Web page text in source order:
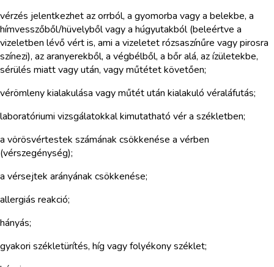
vérzés jelentkezhet az orrból, a gyomorba vagy a belekbe, a
hímvesszőből/hüvelyből vagy a húgyutakból (beleértve a
vizeletben lévő vért is, ami a vizeletet rózsaszínűre vagy pirosra
színezi), az aranyerekből, a végbélből, a bőr alá, az ízületekbe,
sérülés miatt vagy után, vagy műtétet követően;
vérömleny kialakulása vagy műtét után kialakuló véraláfutás;
laboratóriumi vizsgálatokkal kimutatható vér a székletben;
a vörösvértestek számának csökkenése a vérben
(vérszegénység);
a vérsejtek arányának csökkenése;
allergiás reakció;
hányás;
gyakori székletürítés, híg vagy folyékony széklet;